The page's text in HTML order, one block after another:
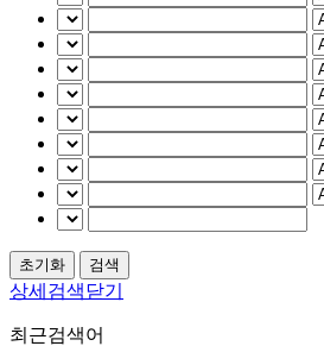
상세검색닫기
최근검색어